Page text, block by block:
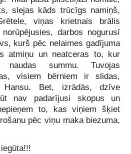
slejas kāds trūcīgs namiņš,
viņas krietnais brālis
darbos nogurusī
kurš pēc nelaimes gadījuma
atmiņu un neatceras to, kur
naudas summu. Tuvojas
visiem bērniem ir slidas,
Bet, izrādās, dzīve
nav padarījusi skopus un
to, kas viņiem šķiet
pēc viņu maka biezuma,